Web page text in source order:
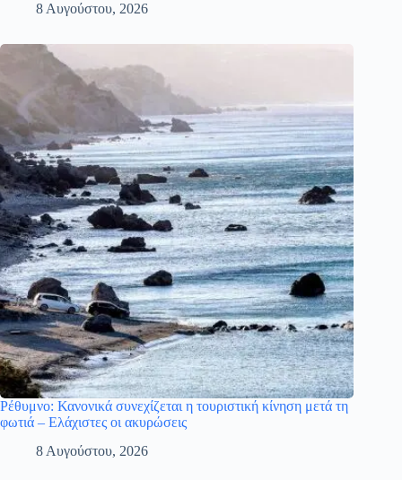
8 Αυγούστου, 2026
Ρέθυμνο: Κανονικά συνεχίζεται η τουριστική κίνηση μετά τη
φωτιά – Ελάχιστες οι ακυρώσεις
8 Αυγούστου, 2026